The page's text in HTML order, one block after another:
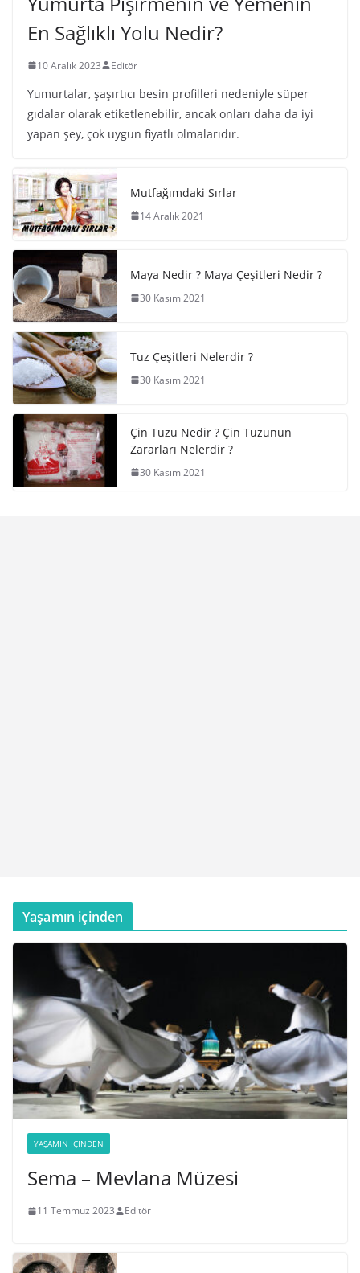
En Sağlıklı Yolu Nedir?
10 Aralık 2023 Editör
Yumurtalar, şaşırtıcı besin profilleri nedeniyle süper
gıdalar olarak etiketlenebilir, ancak onları daha da iyi
yapan şey, çok uygun fiyatlı olmalarıdır.
Mutfağımdaki Sırlar
14 Aralık 2021
Maya Nedir ? Maya Çeşitleri Nedir ?
30 Kasım 2021
Tuz Çeşitleri Nelerdir ?
30 Kasım 2021
Çin Tuzu Nedir ? Çin Tuzunun
Zararları Nelerdir ?
30 Kasım 2021
Yaşamın içinden
YAŞAMIN İÇINDEN
Sema – Mevlana Müzesi
11 Temmuz 2023 Editör